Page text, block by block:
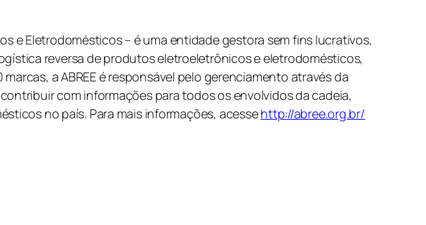
e Eletrodomésticos – é uma entidade gestora sem fins lucrativos,
reversa de produtos eletroeletrônicos e eletrodomésticos,
a ABREE é responsável pelo gerenciamento através da
com informações para todos os envolvidos da cadeia,
no país. Para mais informações, acessehttp://abree.org.br/